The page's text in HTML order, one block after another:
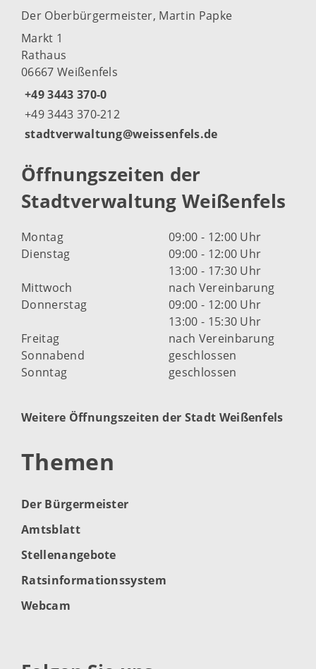
Der Oberbürgermeister, Martin Papke
Markt 1
Rathaus
06667 Weißenfels
+49 3443 370-0
+49 3443 370-212
stadtverwaltung@weissenfels.de
Öffnungszeiten der
Stadtverwaltung Weißenfels
Montag
09:00 - 12:00 Uhr
Dienstag
09:00 - 12:00 Uhr
13:00 - 17:30 Uhr
Mittwoch
nach Vereinbarung
Donnerstag
09:00 - 12:00 Uhr
13:00 - 15:30 Uhr
Freitag
nach Vereinbarung
Sonnabend
geschlossen
Sonntag
geschlossen
Weitere Öffnungszeiten der Stadt Weißenfels
Themen
Der Bürgermeister
Amtsblatt
Stellenangebote
Ratsinformationssystem
Webcam